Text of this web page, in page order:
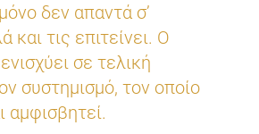
δεν απαντά σ’
και τις επιτείνει. Ο
σε τελική
συστημισμό, τον οποίο
αμφισβητεί.